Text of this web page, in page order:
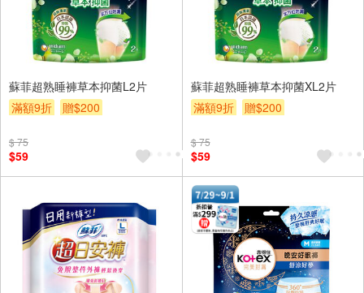
蘇菲超熟睡褲草本抑菌L2片
滿額9折
贈$200
$ 75
$59
蘇菲超熟睡褲草本抑菌XL2片
滿額9折
贈$200
$ 75
$59